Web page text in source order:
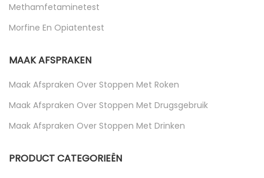
Methamfetaminetest
Morfine En Opiatentest
MAAK AFSPRAKEN
Maak Afspraken Over Stoppen Met Roken
Maak Afspraken Over Stoppen Met Drugsgebruik
Maak Afspraken Over Stoppen Met Drinken
PRODUCT CATEGORIEËN